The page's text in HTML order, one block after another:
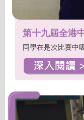
第十九屆全港
同學在是次比賽中